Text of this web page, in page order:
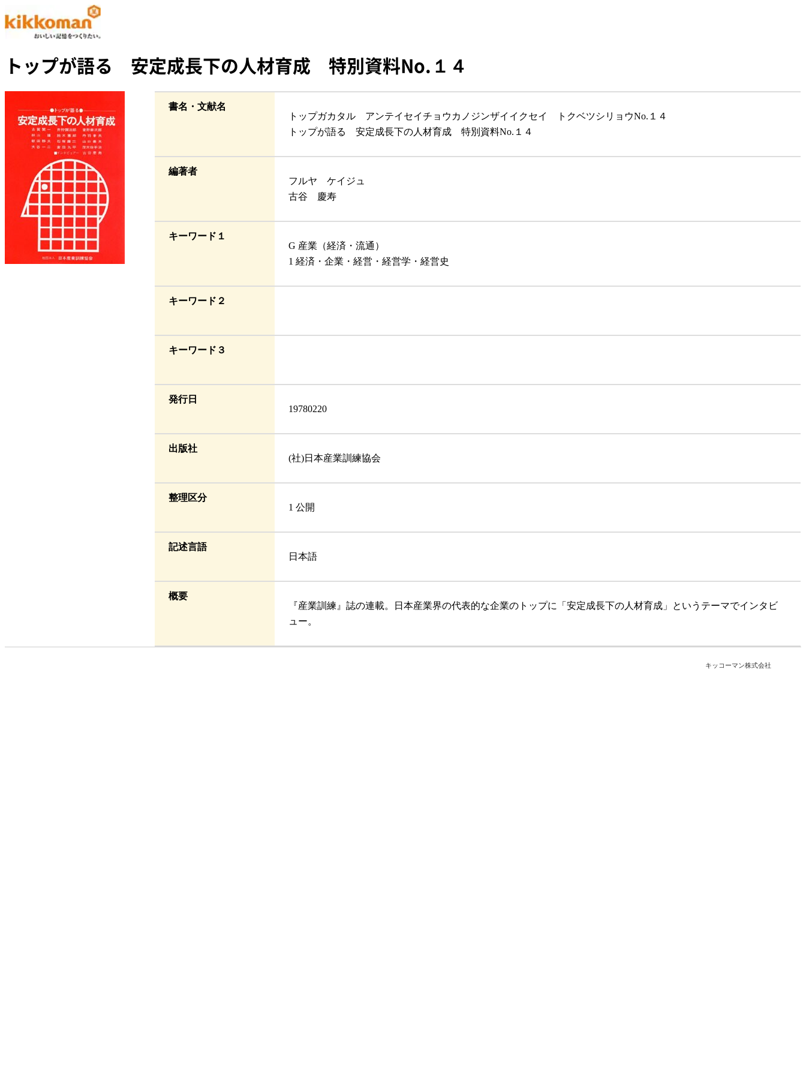
トップが語る 安定成長下の人材育成 特別資料No.１４
書名・文献名
トップガカタル アンテイセイチョウカノジンザイイクセイ トクベツシリョウNo.１４
トップが語る 安定成長下の人材育成 特別資料No.１４
編著者
フルヤ ケイジュ
古谷 慶寿
キーワード１
G 産業（経済・流通）
1 経済・企業・経営・経営学・経営史
キーワード２
キーワード３
発行日
19780220
出版社
(社)日本産業訓練協会
整理区分
1 公開
記述言語
日本語
概要
『産業訓練』誌の連載。日本産業界の代表的な企業のトップに「安定成長下の人材育成」というテーマでインタビ
ュー。
キッコーマン株式会社